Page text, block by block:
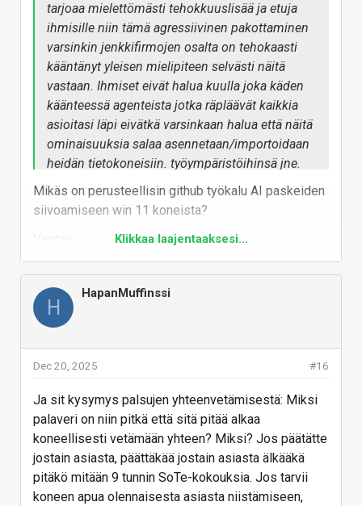
tarjoaa mielettömästi tehokkuuslisää ja etuja
ihmisille niin tämä agressiivinen pakottaminen
varsinkin jenkkifirmojen osalta on tehokaasti
kääntänyt yleisen mielipiteen selvästi näitä
vastaan. Ihmiset eivät halua kuulla joka käden
käänteessä agenteista jotka räpläävät kaikkia
asioitasi läpi eivätkä varsinkaan halua että näitä
ominaisuuksia salaa asennetaan/importoidaan
heidän tietokoneisiin. työympäristöihinsä jne.
Nyt jo LG:n TV:kin salaa tunkee copilot jonkun
MS kanssa hierotun sopimuksen kautta.
Mikä luo entisestään skeptisyyttä on se ettei MS
tekoälyominaisuuksia ja copilotteja vaan
ihmisten pitää turvautua github-työkaluihin.
Mikäs on perusteellisin github työkalu AI paskeiden
siivoamiseen win 11 koneista?
Klikkaa laajentaaksesi...
H
HapanMuffinssi
#16
Dec 20, 2025
Ja sit kysymys palsujen yhteenvetämisestä: Miksi
palaveri on niin pitkä että sitä pitää alkaa
koneellisesti vetämään yhteen? Miksi? Jos päätätte
jostain asiasta, päättäkää jostain asiasta älkääkä
pitäkö mitään 9 tunnin SoTe-kokouksia. Jos tarvii
koneen apua olennaisesta asiasta niistämiseen,